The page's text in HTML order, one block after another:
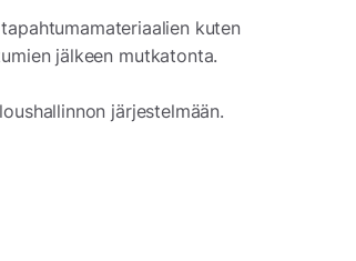
kuten
jälkeen mutkatonta.
järjestelmään.